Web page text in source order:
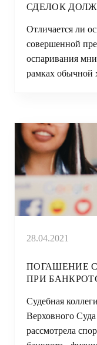
СДЕЛОК
Отличается ли
совершенной
оспаривания
рамках обычной
28.04.2021
ПОГАШЕНИЕ
ПРИ
Судебная
Верховного
рассмотрела